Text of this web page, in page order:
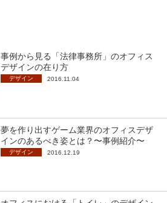
事例から見る「法律事務所」のオフィス
デザインの在り方
デザイン 2016.11.04
夢を作り出すゲーム業界のオフィスデザ
インのあるべき姿とは？〜事例紹介〜
デザイン 2016.12.19